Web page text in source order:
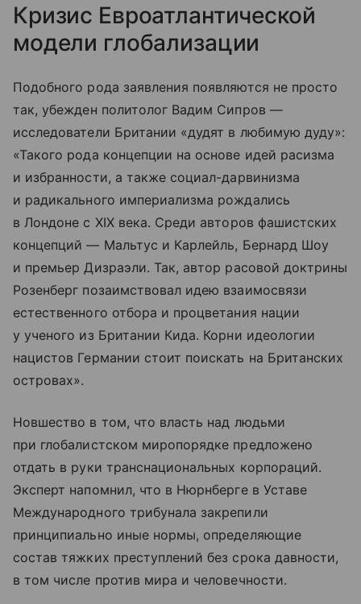
Кризис Евроатлантической
модели глобализации
Подобного рода заявления появляются не просто
так, убежден политолог Вадим Сипров —
исследователи Британии «дудят в любимую дуду»:
«Такого рода концепции на основе идей расизма
и избранности, а также социал-дарвинизма
и радикального империализма рождались
в Лондоне с XIX века. Среди авторов фашистских
концепций — Мальтус и Карлейль, Бернард Шоу
и премьер Дизраэли. Так, автор расовой доктрины
Розенберг позаимствовал идею взаимосвязи
естественного отбора и процветания нации
у ученого из Британии Кида. Корни идеологии
нацистов Германии стоит поискать на Британских
островах».
Новшество в том, что власть над людьми
при глобалистском миропорядке предложено
отдать в руки транснациональных корпораций.
Эксперт напомнил, что в Нюрнберге в Уставе
Международного трибунала закрепили
принципиально иные нормы, определяющие
состав тяжких преступлений без срока давности,
в том числе против мира и человечности.